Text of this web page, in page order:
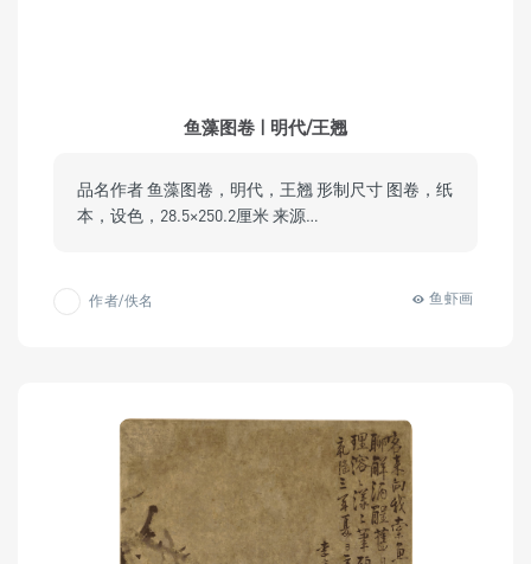
鱼藻图卷 | 明代/王翘
品名作者 鱼藻图卷，明代，王翘 形制尺寸 图卷，纸
本，设色，28.5×250.2厘米 来源…
作者/佚名 鱼虾画